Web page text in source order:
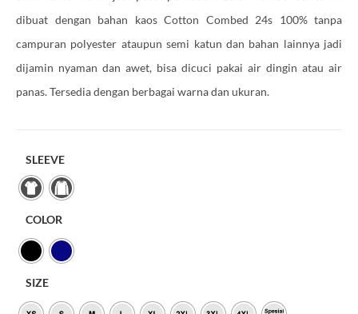
dibuat dengan bahan kaos Cotton Combed 24s 100% tanpa
campuran polyester ataupun semi katun dan bahan lainnya jadi
dijamin nyaman dan awet, bisa dicuci pakai air dingin atau air
panas. Tersedia dengan berbagai warna dan ukuran.
SLEEVE
COLOR
SIZE